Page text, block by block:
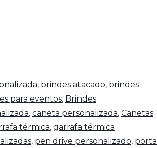
, brindes atacado, brindes
para eventos, Brindes
, caneta personalizada, Canetas
térmica, garrafa térmica
, pen drive personalizado, porta